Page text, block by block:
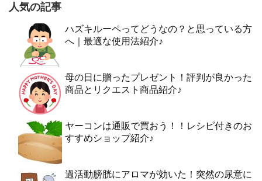
人気の記事
ハズキルーペってどうなの？と思っている方
へ｜最適な使用法紹介♪
母の日に贈ったプレゼント！評判が良かった
商品とリクエスト商品紹介♪
ヤーコンは通販で買おう！！レシピ付きのお
すすめショップ紹介♪
過活動膀胱にアロマが効いた！突然の尿意に